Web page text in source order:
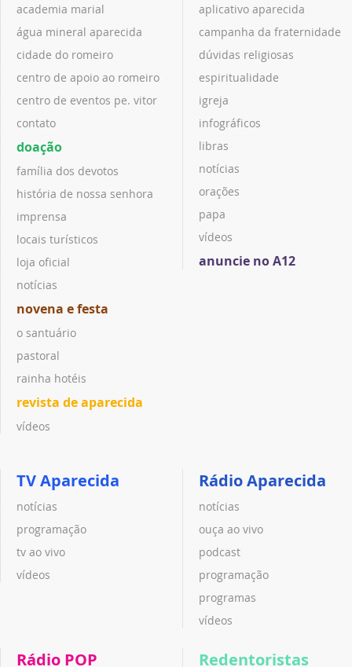
academia marial
água mineral aparecida
cidade do romeiro
centro de apoio ao romeiro
centro de eventos pe. vitor
contato
doação
família dos devotos
história de nossa senhora
imprensa
locais turísticos
loja oficial
notícias
novena e festa
o santuário
pastoral
rainha hotéis
revista de aparecida
vídeos
aplicativo aparecida
campanha da fraternidade
dúvidas religiosas
espiritualidade
igreja
infográficos
libras
notícias
orações
papa
vídeos
anuncie no A12
TV Aparecida
notícias
programação
tv ao vivo
vídeos
Rádio Aparecida
notícias
ouça ao vivo
podcast
programação
programas
vídeos
Rádio POP Redentoristas